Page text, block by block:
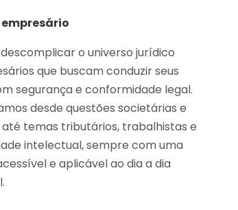
o universo jurídico
que buscam conduzir seus
segurança e conformidade legal.
desde questões societárias e
temas tributários, trabalhistas e
intelectual, sempre com uma
e aplicável ao dia a dia